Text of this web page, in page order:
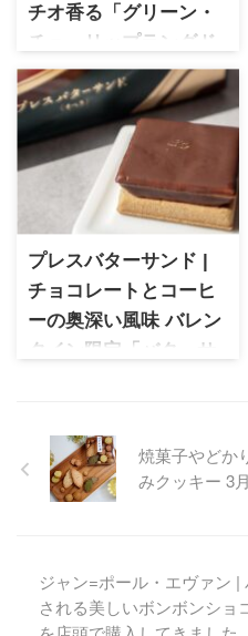
チオ香る「グリーン・
チューリップラングド
シャ」 - 幸せなひとと
きを
東京チューリップローズ 期間
限定販売 秋冬の幸せなひとと
きを演出するスイーツ。ピス
タチオ香る「グリーン・チュ
ーリップラングドシャ」
プレスバターサンド |
チョコレートとコーヒ
ーの奥深い風味 バレン
タイン限定「バターサ
イン限定「バターサンド〈オ
ペラ〉」を実食レビュー。チ
ョコレートとコーヒーが重な
り合う奥深い風味が魅力の特
限定の贅沢なバターサンドで
す。
焼菓子やどか
みクッキー 3
ジャン=ポール・エヴァン |
される美しいボンボンショ